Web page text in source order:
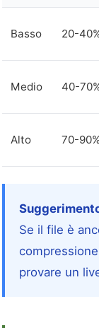
Basso 20-
Medio 40-
Alto 70-90%
Se il file è
provare un